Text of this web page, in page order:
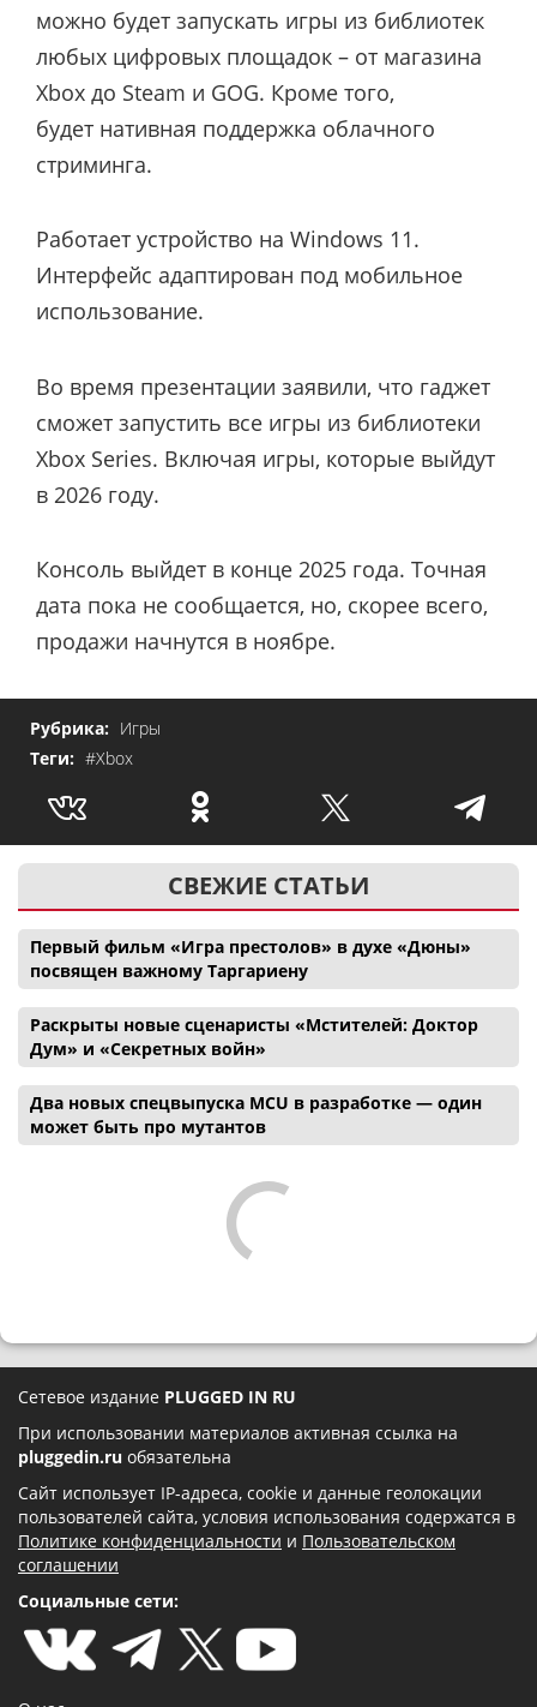
можно будет запускать игры из библиотек
любых цифровых площадок – от магазина
Xbox до Steam и GOG. Кроме того,
будет нативная поддержка облачного
стриминга.
Работает устройство на Windows 11.
Интерфейс адаптирован под мобильное
использование.
Во время презентации заявили, что гаджет
сможет запустить все игры из библиотеки
Xbox Series. Включая игры, которые выйдут
в 2026 году.
Консоль выйдет в конце 2025 года. Точная
дата пока не сообщается, но, скорее всего,
продажи начнутся в ноябре.
Рубрика: Игры
Теги: #Xbox
СВЕЖИЕ СТАТЬИ
Первый фильм «Игра престолов» в духе «Дюны»
посвящен важному Таргариену
Раскрыты новые сценаристы «Мстителей: Доктор
Дум» и «Секретных войн»
Два новых спецвыпуска MCU в разработке — один
может быть про мутантов
Сетевое издание PLUGGED IN RU
При использовании материалов активная ссылка на
pluggedin.ru обязательна
Сайт использует IP-адреса, cookie и данные геолокации
пользователей сайта, условия использования содержатся в
Политике конфиденциальности и Пользовательском
соглашении
Социальные сети: